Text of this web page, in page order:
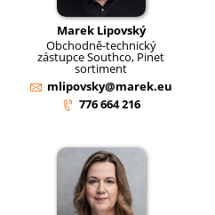
Marek Lipovský
Obchodně-technický
zástupce Southco, Pinet
sortiment
mlipovsky@marek.eu
776 664 216